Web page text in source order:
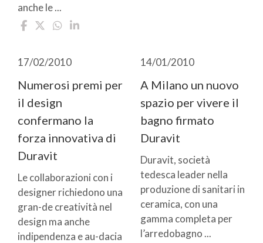
anche le ...
17/02/2010
Numerosi premi per
il design
confermano la
forza innovativa di
Duravit
Le collaborazioni con i
designer richiedono una
gran-de creatività nel
design ma anche
indipendenza e au-dacia
14/01/2010
A Milano un nuovo
spazio per vivere il
bagno firmato
Duravit
Duravit, società
tedesca leader nella
produzione di sanitari in
ceramica, con una
gamma completa per
l’arredobagno ...